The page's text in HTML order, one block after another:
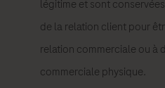
légitime et sont
de la relation client pour
relation commerciale ou à
commerciale physique.